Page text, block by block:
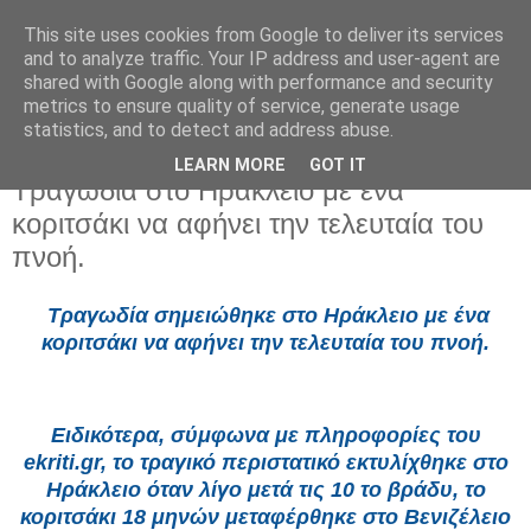
Παρασκευή 25 Ιουλίου 2025
Τραγωδία στο Ηράκλειο με ένα
κοριτσάκι να αφήνει την τελευταία του
πνοή.
Τραγωδία σημειώθηκε στο Ηράκλειο με ένα
κοριτσάκι να αφήνει την τελευταία του πνοή.
Ειδικότερα, σύμφωνα με πληροφορίες του
ekriti.gr, το τραγικό περιστατικό εκτυλίχθηκε στο
Ηράκλειο όταν λίγο μετά τις 10 το βράδυ, το
κοριτσάκι 18 μηνών μεταφέρθηκε στο Βενιζέλειο
This site uses cookies from Google to deliver its services
and to analyze traffic. Your IP address and user-agent are
shared with Google along with performance and security
metrics to ensure quality of service, generate usage
statistics, and to detect and address abuse.
LEARN MORE GOT IT